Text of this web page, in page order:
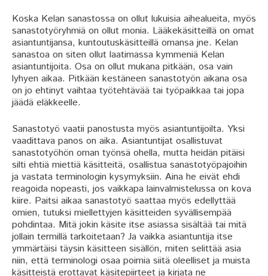
Koska Kelan sanastossa on ollut lukuisia aihealueita, myös
sanastotyöryhmiä on ollut monia. Lääkekäsitteillä on omat
asiantuntijansa, kuntoutuskäsitteillä omansa jne. Kelan
sanastoa on siten ollut laatimassa kymmeniä Kelan
asiantuntijoita. Osa on ollut mukana pitkään, osa vain
lyhyen aikaa. Pitkään kestäneen sanastotyön aikana osa
on jo ehtinyt vaihtaa työtehtävää tai työpaikkaa tai jopa
jäädä eläkkeelle.
Sanastotyö vaatii panostusta myös asiantuntijoilta. Yksi
vaadittava panos on aika. Asiantuntijat osallistuvat
sanastotyöhön oman työnsä ohella, mutta heidän pitäisi
silti ehtiä miettiä käsitteitä, osallistua sanastotyöpajoihin
ja vastata terminologin kysymyksiin. Aina he eivät ehdi
reagoida nopeasti, jos vaikkapa lainvalmistelussa on kova
kiire. Paitsi aikaa sanastotyö saattaa myös edellyttää
omien, tutuksi miellettyjen käsitteiden syvällisempää
pohdintaa. Mitä jokin käsite itse asiassa sisältää tai mitä
jollain termillä tarkoitetaan? Ja vaikka asiantuntija itse
ymmärtäisi täysin käsitteen sisällön, miten selittää asia
niin, että terminologi osaa poimia siitä oleelliset ja muista
käsitteistä erottavat käsitepiirteet ja kirjata ne